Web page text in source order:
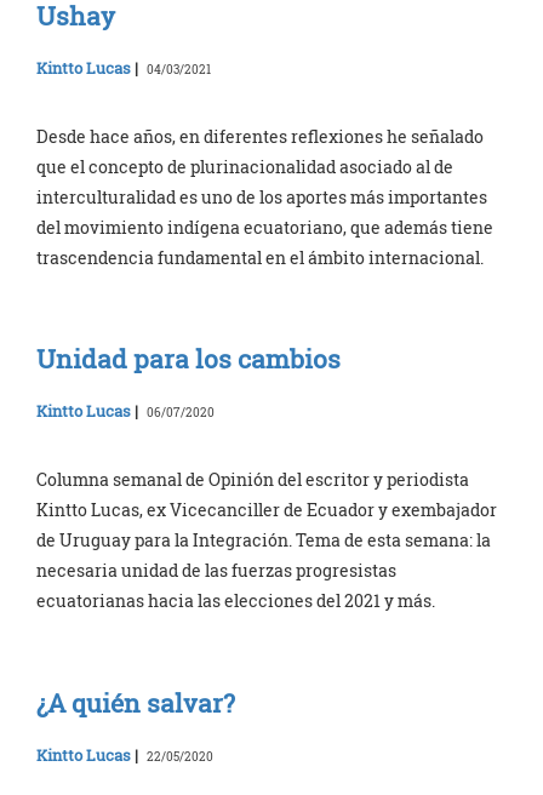
Ushay
Kintto Lucas | 04/03/2021
Desde hace años, en diferentes reflexiones he señalado
que el concepto de plurinacionalidad asociado al de
interculturalidad es uno de los aportes más importantes
del movimiento indígena ecuatoriano, que además tiene
trascendencia fundamental en el ámbito internacional.
Unidad para los cambios
Kintto Lucas | 06/07/2020
Columna semanal de Opinión del escritor y periodista
Kintto Lucas, ex Vicecanciller de Ecuador y exembajador
de Uruguay para la Integración. Tema de esta semana: la
necesaria unidad de las fuerzas progresistas
ecuatorianas hacia las elecciones del 2021 y más.
¿A quién salvar?
Kintto Lucas | 22/05/2020